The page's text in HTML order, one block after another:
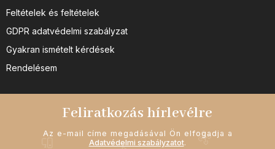
Feltételek és feltételek
GDPR adatvédelmi szabályzat
Gyakran ismételt kérdések
Rendelésem
Feliratkozás hírlevélre
Az e-mail címe megadásával Ön elfogadja a
Adatvédelmi szabályzatot.